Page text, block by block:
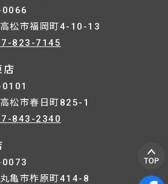
0066
松市福岡町4-10-13
823-7145
店
松市春日町825-1
843-2340
0073
亀市柞原町414-8